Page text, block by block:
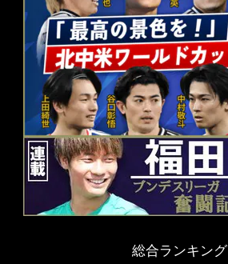
総合ランキング